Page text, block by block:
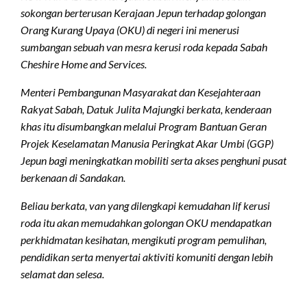
sokongan berterusan Kerajaan Jepun terhadap golongan
Orang Kurang Upaya (OKU) di negeri ini menerusi
sumbangan sebuah van mesra kerusi roda kepada Sabah
Cheshire Home and Services.
Menteri Pembangunan Masyarakat dan Kesejahteraan
Rakyat Sabah, Datuk Julita Majungki berkata, kenderaan
khas itu disumbangkan melalui Program Bantuan Geran
Projek Keselamatan Manusia Peringkat Akar Umbi (GGP)
Jepun bagi meningkatkan mobiliti serta akses penghuni pusat
berkenaan di Sandakan.
Beliau berkata, van yang dilengkapi kemudahan lif kerusi
roda itu akan memudahkan golongan OKU mendapatkan
perkhidmatan kesihatan, mengikuti program pemulihan,
pendidikan serta menyertai aktiviti komuniti dengan lebih
selamat dan selesa.